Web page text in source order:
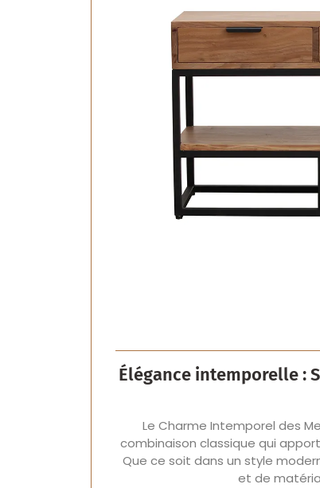
Élégance intemporelle :
Le Charme Intemporel des
combinaison classique qui
Que ce soit dans un style
et de